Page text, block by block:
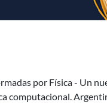
por Física - Un
computacional.